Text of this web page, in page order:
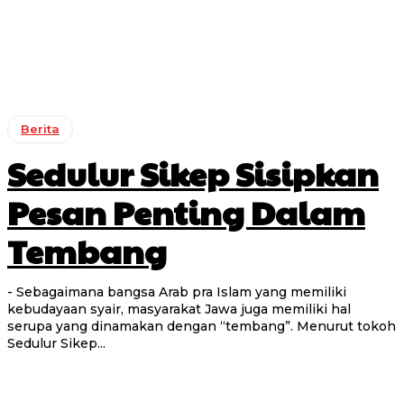
Berita
Sedulur Sikep Sisipkan
Pesan Penting Dalam
Tembang
- Sebagaimana bangsa Arab pra Islam yang memiliki
kebudayaan syair, masyarakat Jawa juga memiliki hal
serupa yang dinamakan dengan “tembang”. Menurut tokoh
Sedulur Sikep...